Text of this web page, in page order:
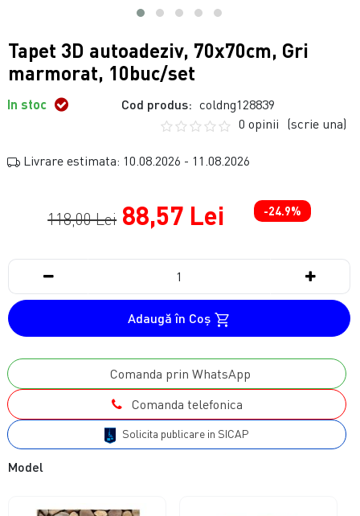
Tapet 3D autoadeziv, 70x70cm, Gri
marmorat, 10buc/set
In stoc Cod produs: coldng128839
0 opinii (scrie una)
Livrare estimata: 10.08.2026 - 11.08.2026
118,00 Lei 88,57 Lei -24.9%
Adaugă în Coş
Comanda prin WhatsApp
Comanda telefonica
Solicita publicare in SICAP
Model